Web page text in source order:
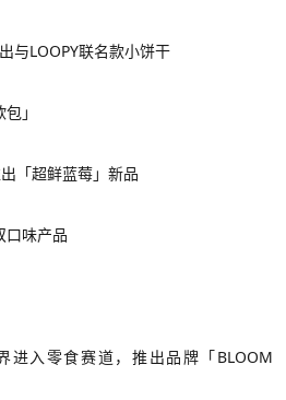
与LOOPY联名款小饼干
」
「超鲜蓝莓」 新品
口味产品
进入零食赛道，推出品牌「BLOOM